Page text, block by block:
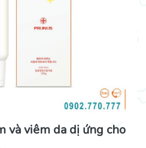
và viêm da dị ứng cho